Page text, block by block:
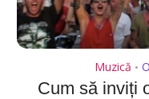
Muzică •
Cum să inviți